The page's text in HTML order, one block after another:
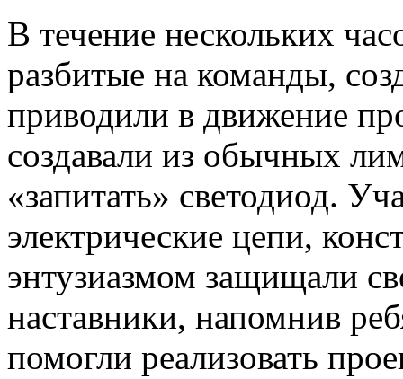
В течение нескольких
разбитые на команды,
приводили в движение
создавали из обычных
«запитать» светодиод.
электрические цепи,
энтузиазмом защищали
наставники, напомнив
помогли реализовать